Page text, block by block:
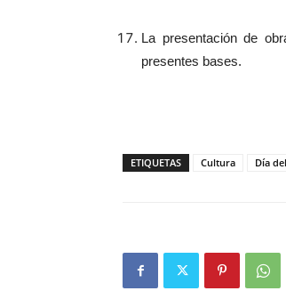
La presentación de
presentes bases.
ETIQUETAS Cultura Día